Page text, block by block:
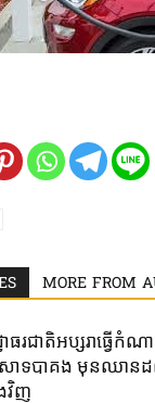
MORE FROM
ាធរជាតិអប្សរា​ធ្វើ​កំ
សាទបាគង​ មុនឈាន​
វិញ​